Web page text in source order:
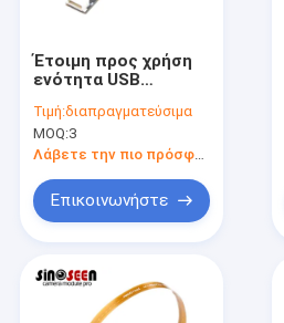
Έτοιμη προς χρήση
ενότητα USB
pi OV5648 5MP AF για
την αναγνώριση
προσώπου
Τιμή:διαπραγματεύσιμα
MOQ:3
Λάβετε την πιο πρόσφατη τιμή
Επικοινωνήστε